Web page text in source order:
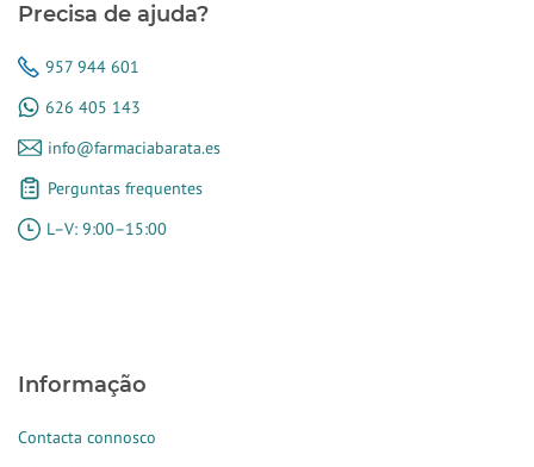
Precisa de ajuda?
957 944 601
626 405 143
info@farmaciabarata.es
Perguntas frequentes
L–V: 9:00–15:00
Informação
Contacta connosco